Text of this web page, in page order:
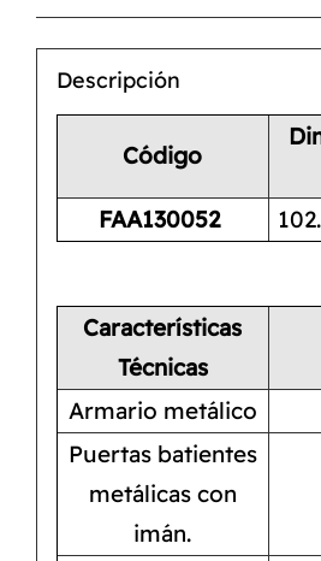
Descripción
Código
FAA130052
Características
Técnicas
Armario metálico
Puertas batientes
metálicas con
imán.